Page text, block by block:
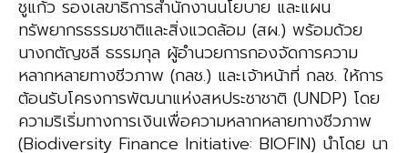
ชูแก้ว รองเลขาธิการสำนักงานนโยบาย และแผน
ทรัพยากรธรรมชาติและสิ่งแวดล้อม (สผ.) พร้อมด้วย
นางกตัญชลี ธรรมกุล ผู้อำนวยการกองจัดการความ
หลากหลายทางชีวภาพ (กลช.) และเจ้าหน้าที่ กลช. ให้การ
ต้อนรับโครงการพัฒนาแห่งสหประชาชาติ (UNDP) โดย
ความริเริ่มทางการเงินเพื่อความหลากหลายทางชีวภาพ
(Biodiversity Finance Initiative: BIOFIN) นำโดย นา